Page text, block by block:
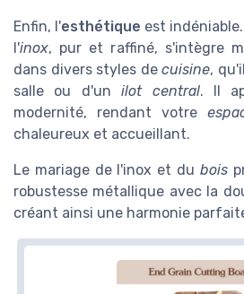
Enfin, l'esthétique est
l'inox, pur et raffiné, s'intègre
dans divers styles de cuisine,
salle ou d'unilot central. Il
modernité, rendant votre
chaleureux et accueillant.
Le mariage de l'inox et du bois
robustesse métallique avec la
créant ainsi une harmonie